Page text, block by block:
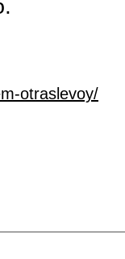
otraslevoy/